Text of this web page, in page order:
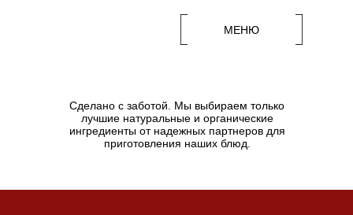
Сделано с заботой. Мы выбираем только
лучшие натуральные и органические
ингредиенты от надежных партнеров для
приготовления наших блюд.
МЕНЮ